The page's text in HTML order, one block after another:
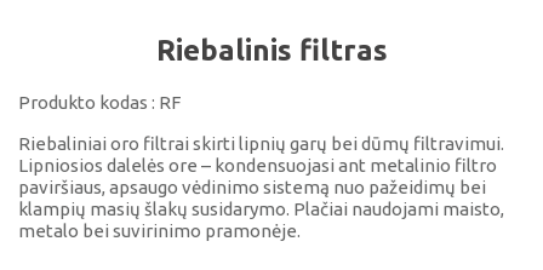
Riebalinis filtras
Produkto kodas : RF
Riebaliniai oro filtrai skirti lipnių garų bei dūmų filtravimui.
Lipniosios dalelės ore – kondensuojasi ant metalinio filtro
paviršiaus, apsaugo vėdinimo sistemą nuo pažeidimų bei
klampių masių šlakų susidarymo. Plačiai naudojami maisto,
metalo bei suvirinimo pramonėje.